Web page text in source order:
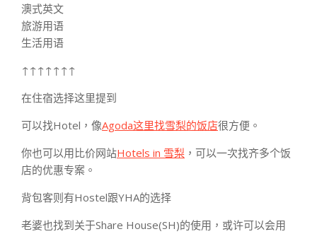
澳式英文
旅游用语
生活用语
↑↑↑↑↑↑↑
在住宿选择这里提到
可以找Hotel，像Agoda这里找雪梨的饭店很方便。
你也可以用比价网站Hotels in 雪梨 ，可以一次找齐多个饭
店的优惠专案。
背包客则有Hostel跟YHA的选择
老婆也找到关于Share House(SH)的使用，或许可以会用